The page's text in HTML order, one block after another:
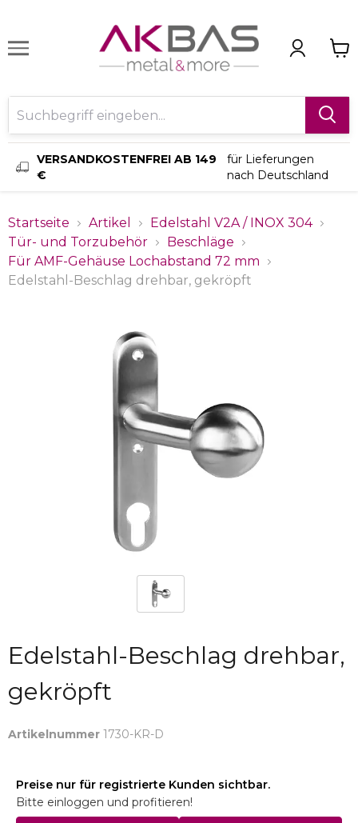
VERSANDKOSTENFREI AB 149
€
für Lieferungen
nach Deutschland
Startseite Artikel
Edelstahl V2A / INOX 304
Tür- und Torzubehör
Beschläge
Für AMF-Gehäuse Lochabstand 72 mm
Edelstahl-Beschlag drehbar, gekröpft
Edelstahl-Beschlag drehbar,
gekröpft
Artikelnummer 1730-KR-D
Preise nur für registrierte Kunden sichtbar.
Bitte einloggen und profitieren!